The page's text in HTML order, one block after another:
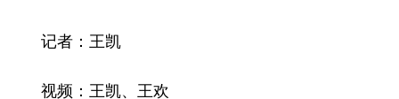
记者：王凯
视频：王凯、王欢